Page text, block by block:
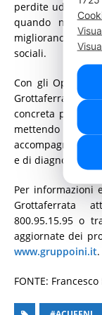
perdite uditive,
quando
migliorano la
sociali.
Con gli Open
Grottaferrata
concreta per
mettendo a
accompagnare le
e di diagnosi
Per informazioni
Grottaferrata
800.95.15.95 o
aggiornate dei
www.gruppoini.it.
FONTE: Francesco